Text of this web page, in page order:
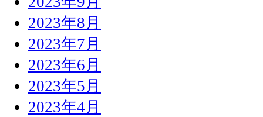
2023年8月
2023年7月
2023年6月
2023年5月
2023年4月